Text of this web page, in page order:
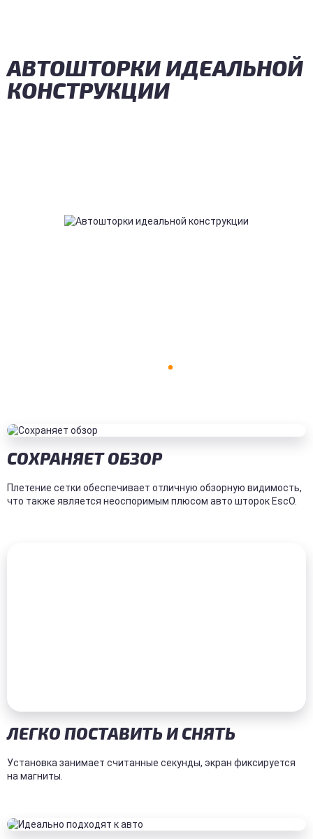
АВТОШТОРКИ ИДЕАЛЬНОЙ
КОНСТРУКЦИИ
СОХРАНЯЕТ ОБЗОР
Плетение сетки обеспечивает отличную обзорную видимость,
что также является неоспоримым плюсом авто шторок EscO.
ЛЕГКО ПОСТАВИТЬ И СНЯТЬ
Установка занимает считанные секунды, экран фиксируется
на магниты.